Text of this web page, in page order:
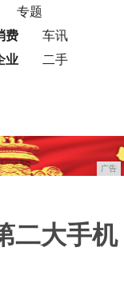
专题
费
车讯
业
二手
广告
二大手机